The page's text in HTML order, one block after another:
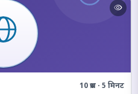
10 प्रश्न · 5 मिनट